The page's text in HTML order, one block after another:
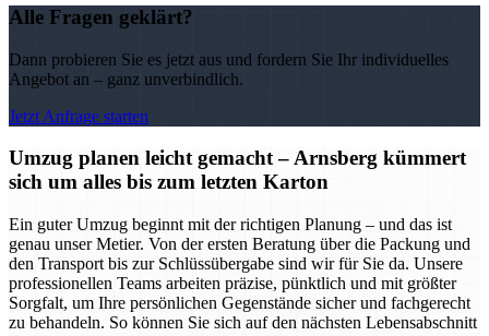
Alle Fragen geklärt?
Dann probieren Sie es jetzt aus und fordern Sie Ihr individuelles
Angebot an – ganz unverbindlich.
Jetzt Anfrage starten
Umzug planen leicht gemacht – Arnsberg kümmert
sich um alles bis zum letzten Karton
Ein guter Umzug beginnt mit der richtigen Planung – und das ist
genau unser Metier. Von der ersten Beratung über die Packung und
den Transport bis zur Schlüssübergabe sind wir für Sie da. Unsere
professionellen Teams arbeiten präzise, pünktlich und mit größter
Sorgfalt, um Ihre persönlichen Gegenstände sicher und fachgerecht
zu behandeln. So können Sie sich auf den nächsten Lebensabschnitt